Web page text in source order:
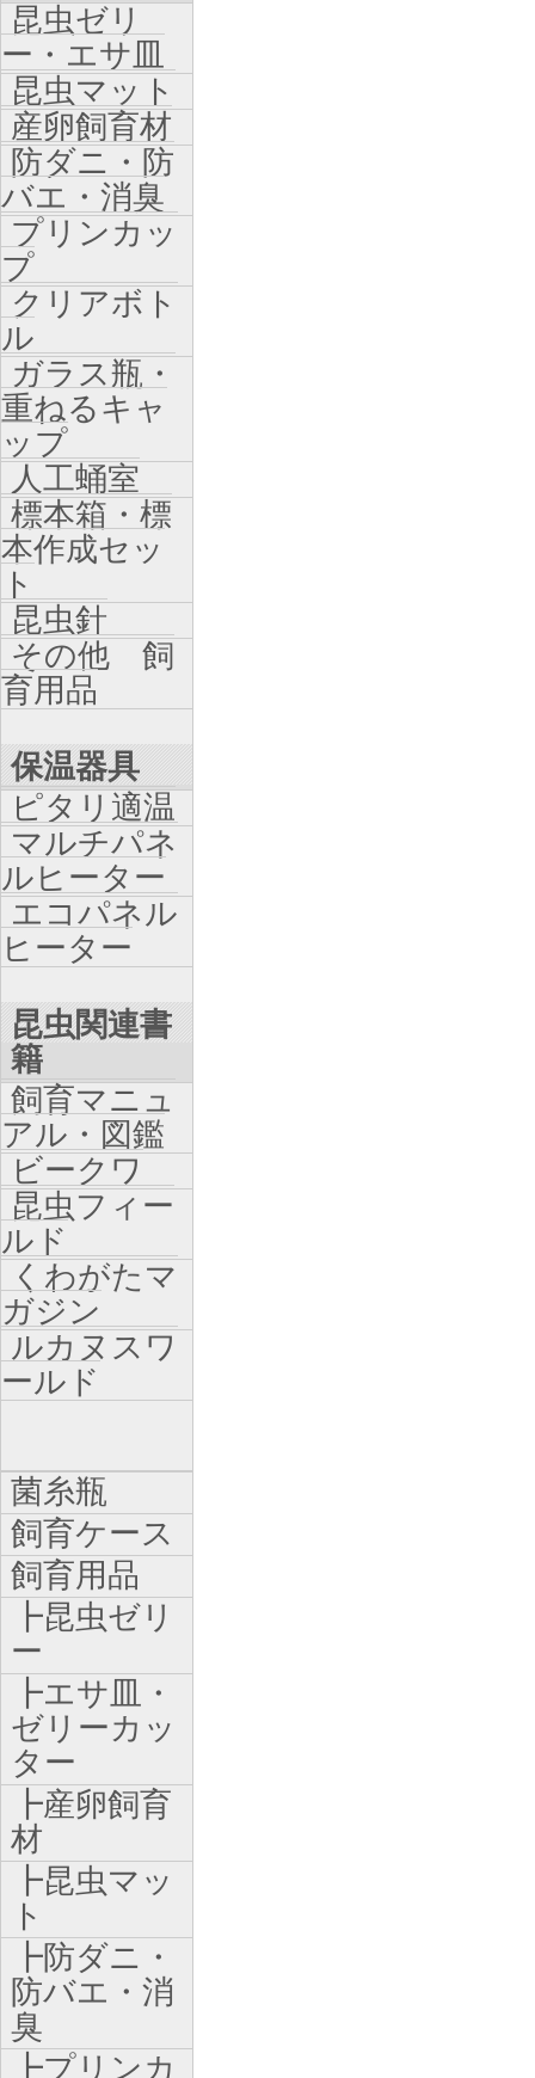
昆虫ゼリ
ー・エサ皿
昆虫マット
産卵飼育材
防ダニ・防
バエ・消臭
プリンカッ
プ
クリアボト
ル
ガラス瓶・
重ねるキャ
ップ
人工蛹室
標本箱・標
本作成セッ
ト
昆虫針
その他 飼
育用品
保温器具
ピタリ適温
マルチパネ
ルヒーター
エコパネル
ヒーター
昆虫関連書
籍
飼育マニュ
アル・図鑑
ビークワ
昆虫フィー
ルド
くわがたマ
ガジン
ルカヌスワ
ールド
菌糸瓶
飼育ケース
飼育用品
┣昆虫ゼリ
ー
┣エサ皿・
ゼリーカッ
ター
┣産卵飼育
材
┣昆虫マッ
ト
┣防ダニ・
防バエ・消
臭
┣プリンカ